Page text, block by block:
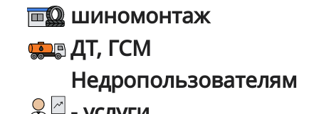
шиномонтаж
ДТ, ГСМ
Недропользователям